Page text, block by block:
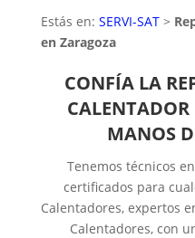
Estás en: SERVI-SAT>
en Zaragoza
CONFÍA LA
MANOS
Tenemos técnicos
certificados para
Calentadores, expertos
Calentadores, con